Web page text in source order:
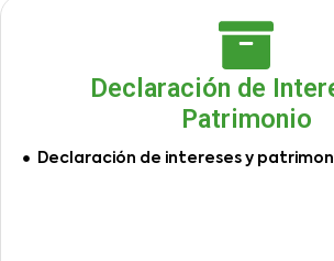
Declaración de
Patrimonio
Declaración de intereses y